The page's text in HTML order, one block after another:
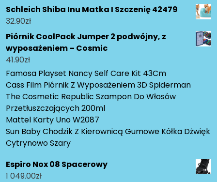
Schleich Shiba Inu Matka I Szczenię 42479
32.90zł
Piórnik CoolPack Jumper 2 podwójny, z
wyposażeniem – Cosmic
41.90zł
Famosa Playset Nancy Self Care Kit 43Cm
Cass Film Piórnik Z Wyposażeniem 3D Spiderman
The Cosmetic Republic Szampon Do Włosów
Przetłuszczających 200ml
Mattel Karty Uno W2087
Sun Baby Chodzik Z Kierownicą Gumowe Kółka Dżwięk
Cytrynowo Szary
Espiro Nox 08 Spacerowy
1 049.00zł